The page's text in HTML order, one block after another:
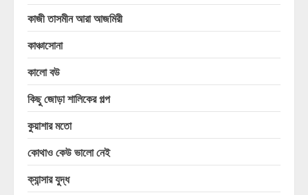
কাজী তাসমীন আরা আজমিরী
কাঞ্চাসোনা
কালো বউ
কিছু জোড়া শালিকের গল্প
কুয়াশার মতো
কোথাও কেউ ভালো নেই
ক্যান্সার যুদ্ধ